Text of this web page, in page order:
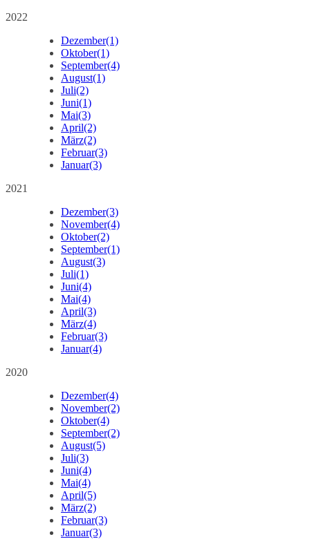
2022
Dezember(1)
Oktober(1)
September(4)
August(1)
Juli(2)
Juni(1)
Mai(3)
April(2)
März(2)
Februar(3)
Januar(3)
2021
Dezember(3)
November(4)
Oktober(2)
September(1)
August(3)
Juli(1)
Juni(4)
Mai(4)
April(3)
März(4)
Februar(3)
Januar(4)
2020
Dezember(4)
November(2)
Oktober(4)
September(2)
August(5)
Juli(3)
Juni(4)
Mai(4)
April(5)
März(2)
Februar(3)
Januar(3)